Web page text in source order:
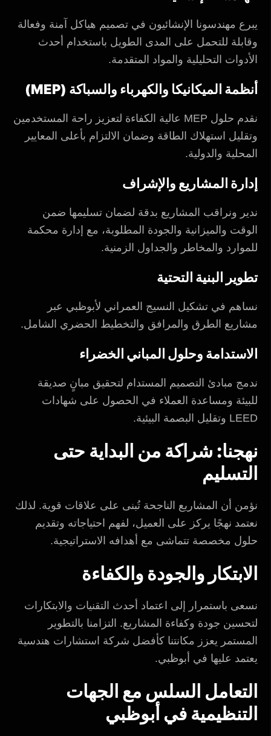
يبرع مهندسونا الإنشائيون في تصميم هياكل آمنة وفعالة
وقابلة للتحمل على المدى الطويل باستخدام أحدث
الأدوات التحليلية والمواد المتقدمة.
أنظمة الميكانيكا والكهرباء والسباكة (MEP)
نقدم حلول MEP عالية الكفاءة لتعزيز راحة المستخدمين
وتقليل استهلاك الطاقة وضمان الالتزام بأعلى المعايير
المحلية والدولية.
إدارة المشاريع والإشراف
ندير ونراقب المشاريع بدقة لضمان تسليمها ضمن
الوقت والميزانية والجودة المطلوبة، مع إدارة محكمة
للموارد والمخاطر والجداول الزمنية.
تطوير البنية التحتية
نساهم في تشكيل النسيج العمراني لأبوظبي عبر
مشاريع الطرق والمرافق والتخطيط الحضري الشامل.
الاستدامة وحلول المباني الخضراء
ندمج مبادئ التصميم المستدام لتحقيق مبانٍ صديقة
للبيئة ومساعدة العملاء في الحصول على شهادات
LEED وتقليل البصمة البيئية.
نهجنا: شراكة من البداية حتى
التسليم
نؤمن أن المشاريع الناجحة تُبنى على علاقات قوية. لذلك
نعتمد نهجًا يركز على العميل، لفهم احتياجاته وتقديم
حلول مخصصة تتماشى مع أهدافه الاستراتيجية.
الابتكار والجودة والكفاءة
نسعى باستمرار إلى اعتماد أحدث التقنيات والابتكارات
لتحسين جودة وكفاءة المشاريع. التزامنا بالتطوير
المستمر يعزز مكانتنا كأفضل شركة استشارات هندسية
يعتمد عليها في أبوظبي.
التعامل السلس مع الجهات
التنظيمية في أبوظبي